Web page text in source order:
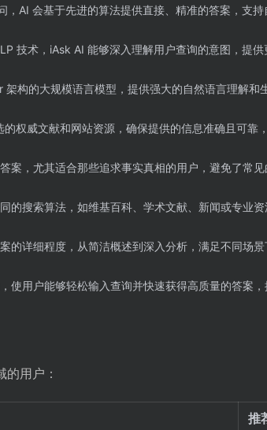
AI 会基于先进的算法提供直接、精准的答案，支持
技术，iAsk AI 能够深入理解用户查询的意图，提供
构的大规模语言模型，提供强大的自然语言理解和
权威文献和网站资源，确保提供的信息准确且可靠
，尤其适合那些追求事实真相的用户，避免了常见
搜索算法，如维基百科、学术文献、新闻或专业资
详细程度，从简洁概述到深入分析，满足不同场景
用户能够轻松输入查询并快速获得高质量的答案，
用户：
推